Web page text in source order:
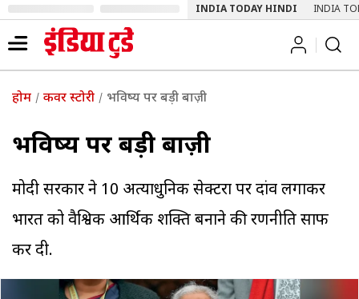
INDIA TODAY HINDI INDIA
होम कवर स्टोरी भविष्य पर बड़ी बाज़ी
भविष्य पर बड़ी बाज़ी
मोदी सरकार ने 10 अत्याधुनिक सेक्टरों पर दांव लगाकर
भारत को वै‌श्विक आर्थिक शक्ति बनाने की रणनीति साफ
कर दी.